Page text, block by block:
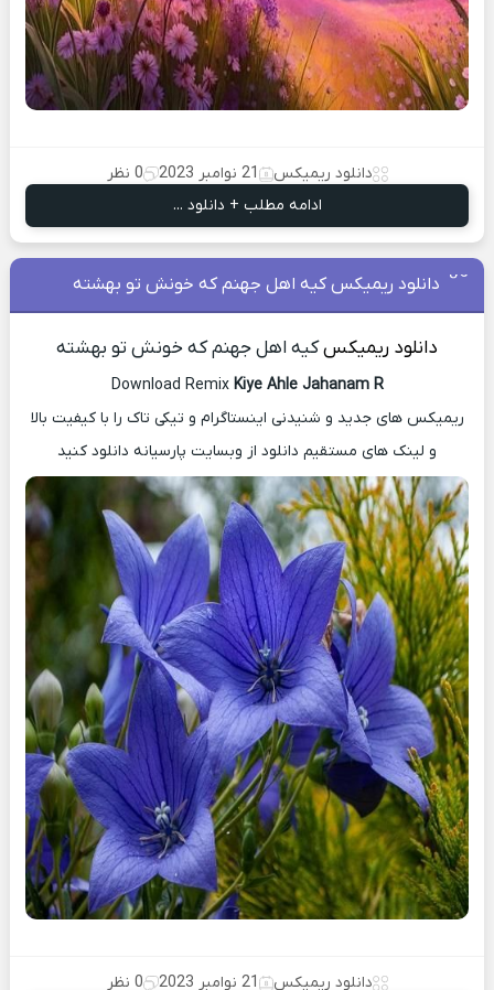
دانلود ریمیکس 21 نوامبر 2023
0 نظر
ادامه مطلب + دانلود ...
دانلود ریمیکس کیه اهل جهنم که خونش تو بهشته
دانلود ریمیکسکیه اهل جهنم که خونش تو بهشته
Download Remix Kiye Ahle Jahanam R
ریمیکس های جدید و شنیدنی اینستاگرام و تیکی تاک را با کیفیت بالا
و لینک های مستقیم دانلود از وبسایت پارسیانه دانلود کنید
دانلود ریمیکس 21 نوامبر 2023
0 نظر